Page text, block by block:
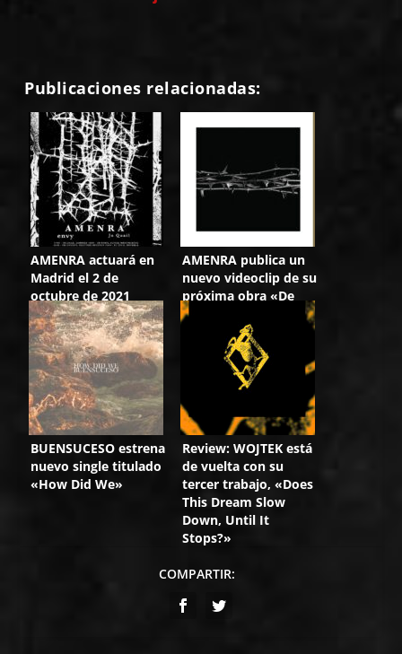
Publicaciones relacionadas:
AMENRA actuará en
Madrid el 2 de
octubre de 2021
AMENRA publica un
nuevo videoclip de su
próxima obra «De
Doorn»
BUENSUCESO estrena
nuevo single titulado
«How Did We»
Review: WOJTEK está
de vuelta con su
tercer trabajo, «Does
This Dream Slow
Down, Until It
Stops?»
COMPARTIR: